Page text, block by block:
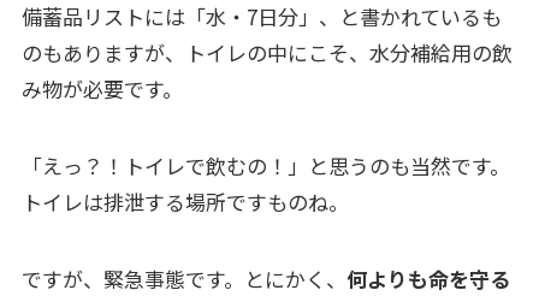
備蓄品リストには「水・7日分」、と書かれているも
のもありますが、トイレの中にこそ、水分補給用の飲
み物が必要です。
「えっ？！トイレで飲むの！」と思うのも当然です。
トイレは排泄する場所ですものね。
ですが、緊急事態です。とにかく、 何よりも命を守る